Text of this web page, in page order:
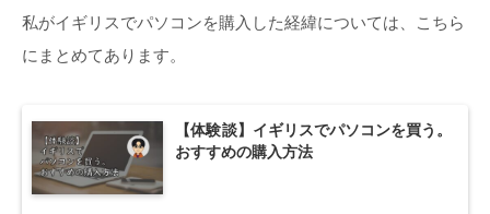
私がイギリスでパソコンを購入した経緯については、こちら
にまとめてあります。
【体験談】イギリスでパソコンを買う。
おすすめの購入方法